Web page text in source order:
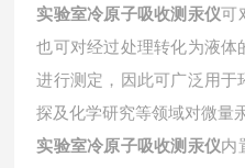
实验室冷原子吸收测汞仪可
也可对经过处理转化为液体
进行测定，因此可广泛用于
探及化学研究等领域对微量
实验室冷原子吸收测汞仪内